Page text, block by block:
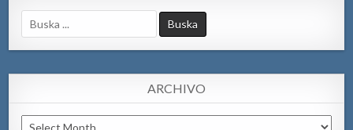
Search
for:
ARCHIVO
Archivo